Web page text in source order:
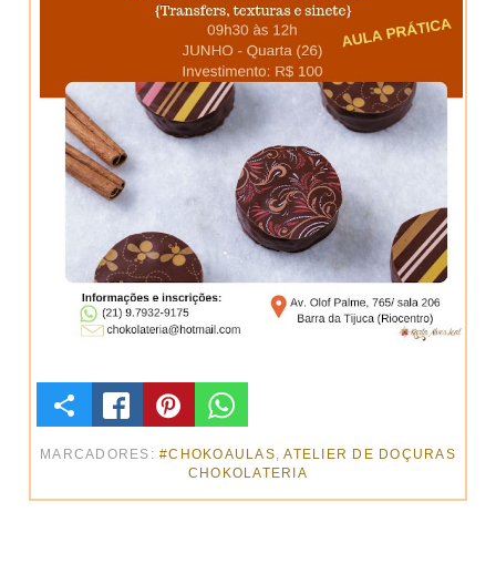
C
O
MARCADORES:#CHOKOAULAS,ATELIER DE DOÇURAS
CHOKOLATERIA